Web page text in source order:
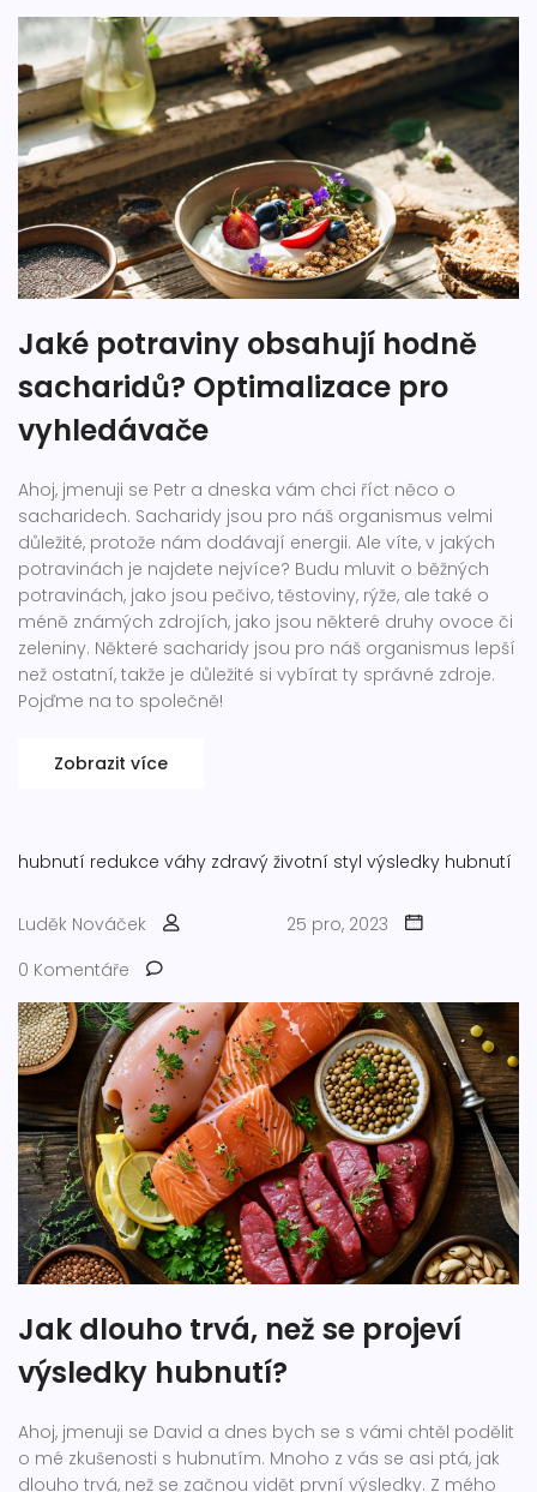
Jaké potraviny obsahují hodně
sacharidů? Optimalizace pro
vyhledávače
Ahoj, jmenuji se Petr a dneska vám chci říct něco o
sacharidech. Sacharidy jsou pro náš organismus velmi
důležité, protože nám dodávají energii. Ale víte, v jakých
potravinách je najdete nejvíce? Budu mluvit o běžných
potravinách, jako jsou pečivo, těstoviny, rýže, ale také o
méně známých zdrojích, jako jsou některé druhy ovoce či
zeleniny. Některé sacharidy jsou pro náš organismus lepší
než ostatní, takže je důležité si vybírat ty správné zdroje.
Pojďme na to společně!
Zobrazit více
hubnutí redukce váhy zdravý životní styl výsledky hubnutí
Luděk Nováček
25 pro, 2023
0 Komentáře
Jak dlouho trvá, než se projeví
výsledky hubnutí?
Ahoj, jmenuji se David a dnes bych se s vámi chtěl podělit
o mé zkušenosti s hubnutím. Mnoho z vás se asi ptá, jak
dlouho trvá, než se začnou vidět první výsledky. Z mého